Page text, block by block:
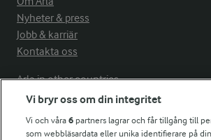
Nyheter & press
Jobb & karriär
Kontakta oss
Arla in other countries
Fler Arlasajter
Vi bryr oss om din integritet
Vi och våra6 partners lagrar och får tillgång till
som webbläsardata eller unika identifierare på